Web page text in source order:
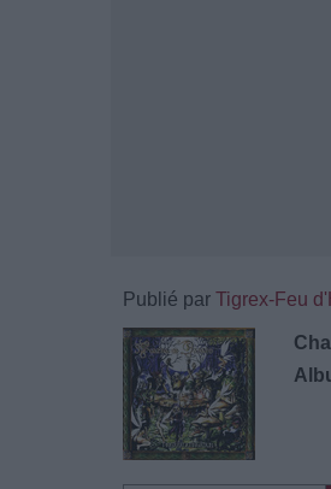
Publié par Tigrex-Feu